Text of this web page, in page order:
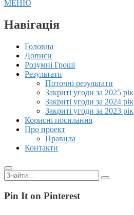
МЕНЮ
Навігація
Головна
Дописи
Розумні Гроші
Результати
Поточні результати
Закриті угоди за 2025 рік
Закриті угоди за 2024 рік
Закриті угоди за 2023 рік
Корисні посилання
Про проект
Правила
Контакти
Пошук:
Pin It on Pinterest